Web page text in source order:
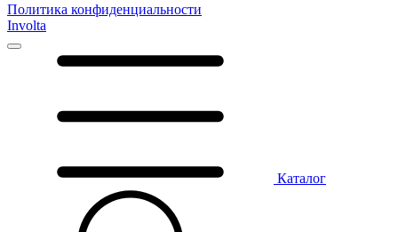
Политика конфиденциальности
Involta
Каталог